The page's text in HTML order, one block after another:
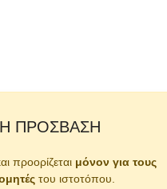
ΠΡΌΣΒΑΣΗ
προορίζεται μόνον για τους
του ιστοτόπου.